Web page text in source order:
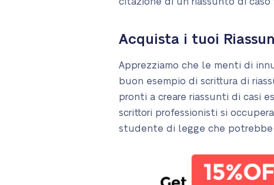
citazione di un riassunto di
Acquista i tuoi
Apprezziamo che le menti di
buon esempio di scrittura di
pronti a creare riassunti di casi
scrittori professionisti si
studente di legge che potrebbe